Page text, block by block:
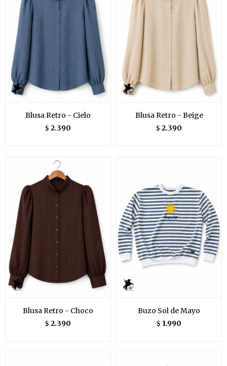
Blusa Retro - Cielo
$ 2.390
Blusa Retro - Beige
$ 2.390
Blusa Retro - Choco
$ 2.390
Buzo Sol de Mayo
$ 1.990